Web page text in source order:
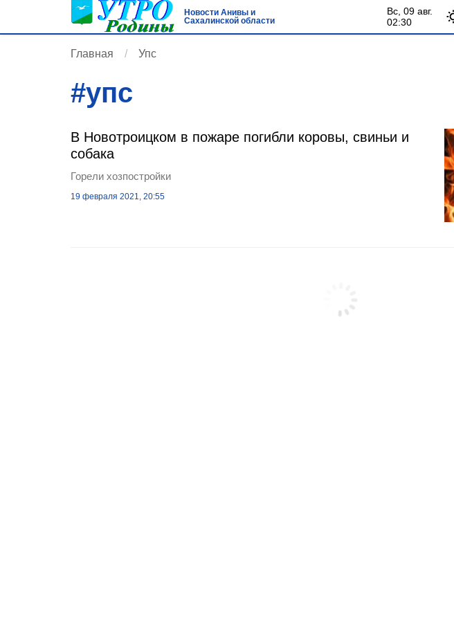
Новости Анивы и
Сахалинской области
вс, 09 авг.
02:30
Главная Упс
#упс
В Новотроицком в пожаре погибли коровы, свиньи и
собака
Горели хозпостройки
19 февраля 2021, 20:55